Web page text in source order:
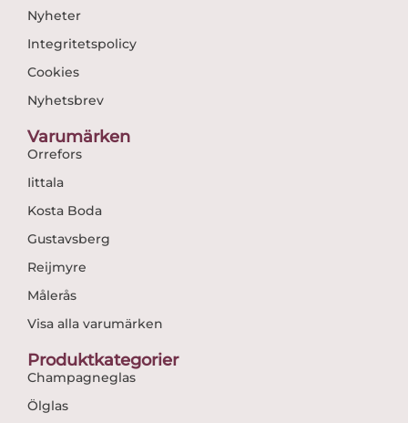
Nyheter
Integritetspolicy
Cookies
Nyhetsbrev
Varumärken
Orrefors
Iittala
Kosta Boda
Gustavsberg
Reijmyre
Målerås
Visa alla varumärken
Produktkategorier
Champagneglas
Ölglas